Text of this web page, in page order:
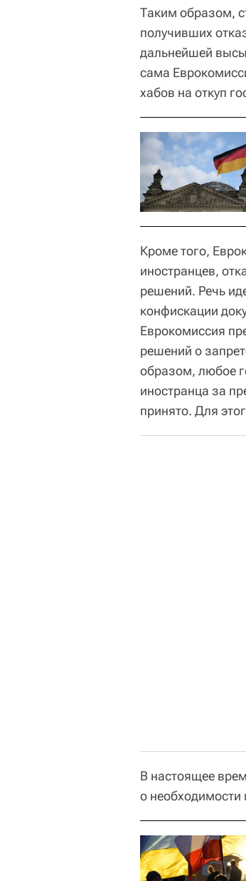
Таким образом,
получивших
дальнейшей
сама
хабов на откуп
Кроме того,
иностранцев,
решений. Речь
конфискации
Еврокомиссия
решений о
образом, любое
иностранца за
принято. Для
В настоящее
о необходимости